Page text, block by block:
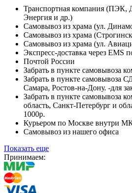
Транспортная компания (ПЭК,
Энергия и др.)
Самовывоз из храма (ул.
Самовывоз из храма
Самовывоз из храма (ул.
Экспресс-доставка через EMS
Почтой России
Забрать в пункте самовывоза
Забрать в пункте самовывоза
Самара, Ростов-на-Дону. -для
Забрать в пункте самовывоза
область, Санкт-Петербург и
1000р.
Курьером по Москве внутри
Самовывоз из нашего офиса
Показать еще
Принимаем: